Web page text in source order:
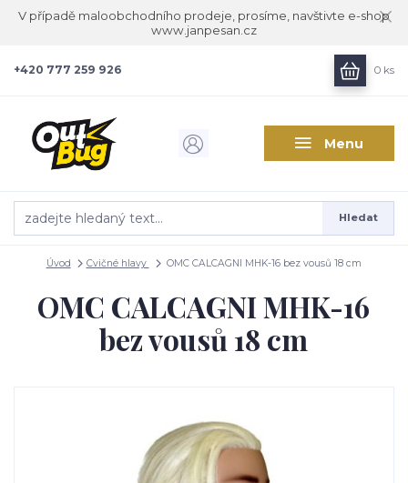
V případě maloobchodního prodeje, prosíme, navštivte e-shop
www.janpesan.cz
Menu
Hledat
+420 777 259 926 0 ks
Úvod Cvičné hlavy OMC CALCAGNI MHK-16 bez vousů 18 cm
OMC CALCAGNI MHK-16
bez vousů 18 cm